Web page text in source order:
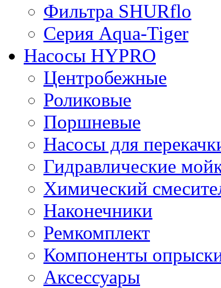
Фильтра SHURflo
Серия Aqua-Tiger
Насосы HYPRO
Центробежные
Роликовые
Поршневые
Насосы для
Гидравлические
Химический
Наконечники
Ремкомплект
Компоненты
Аксессуары